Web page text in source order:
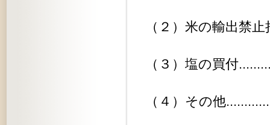
（２）米の輸出禁
（３）塩の買付
（４）その他